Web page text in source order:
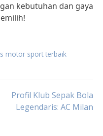
kebutuhan dan gaya
motor sport terbaik
Profil Klub Sepak Bola
Legendaris: AC Milan